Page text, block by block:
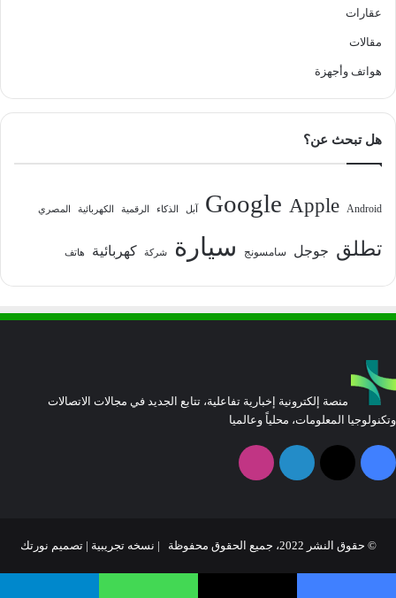
عقارات
مقالات
هواتف وأجهزة
هل تبحث عن؟
Android
Apple
Google آبل الذكاء الرقمية الكهربائية المصري
تطلق جوجل سامسونج سيارة شركة كهربائية هاتف
منصة إلكترونية إخبارية تفاعلية، تتابع الجديد في مجالات الاتصالات
وتكنولوجيا المعلومات، محلياً وعالميا
فيسبوك
‫X لينكدإن انستقرام
© حقوق النشر 2022، جميع الحقوق محفوظة | نسخه تجريبية | تصميم نورتك